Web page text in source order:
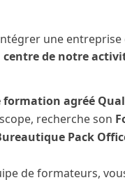
une entreprise
centre de notre
formation agréé
recherche son
Pack
de formateurs,